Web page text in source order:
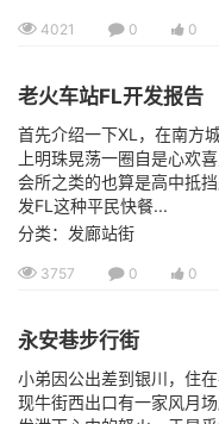
4021 0 0
老火车站FL开发报告
首先介绍一下XL，在南方
上明珠晃荡一圈自是心欢
会所之类的也算是高中抵
发FL这种平民快餐...
分类：发廊站街
3757 0 0
永安巷步行街
小弟因公出差到银川，住
现牛街西出口有一家风月